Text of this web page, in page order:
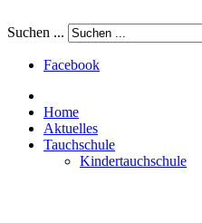
Suchen ...
Facebook
Home
Aktuelles
Tauchschule
Kindertauchschule